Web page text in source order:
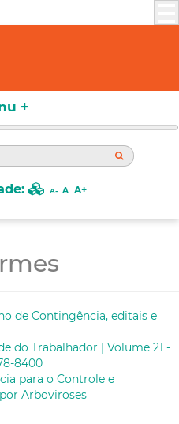
Menu +
de Contingência, editais e
do Trabalhador | Volume 21 -
8400
para o Controle e
Arboviroses